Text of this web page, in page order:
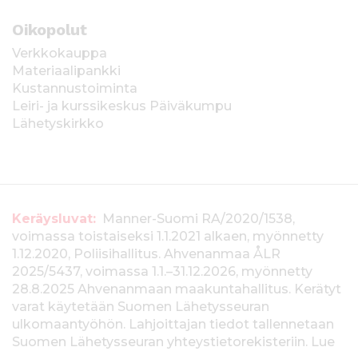
Oikopolut
Verkkokauppa
Materiaalipankki
Kustannustoiminta
Leiri- ja kurssikeskus Päiväkumpu
Lähetyskirkko
T
i
e
d
o
Keräysluvat: Manner-Suomi RA/2020/1538,
voimassa toistaiseksi 1.1.2021 alkaen, myönnetty
1.12.2020, Poliisihallitus. Ahvenanmaa ÅLR
2025/5437, voimassa 1.1.–31.12.2026, myönnetty
28.8.2025 Ahvenanmaan maakuntahallitus. Kerätyt
varat käytetään Suomen Lähetysseuran
ulkomaantyöhön. Lahjoittajan tiedot tallennetaan
Suomen Lähetysseuran yhteystietorekisteriin. Lue